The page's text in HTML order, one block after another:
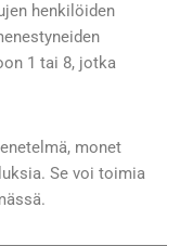
henkilöiden
1 tai 8, jotka
monet
Se voi toimia